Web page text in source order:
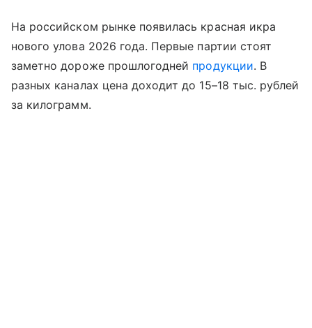
На российском рынке появилась красная икра
нового улова 2026 года. Первые партии стоят
заметно дороже прошлогодней продукции. В
разных каналах цена доходит до 15–18 тыс. рублей
за килограмм.